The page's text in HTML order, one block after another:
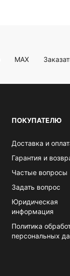
MAX
ПОКУПАТЕЛЮ
Доставка и
Гарантия и
Частые вопросы
Задать вопрос
Юридическая
информация
Политика
персональных